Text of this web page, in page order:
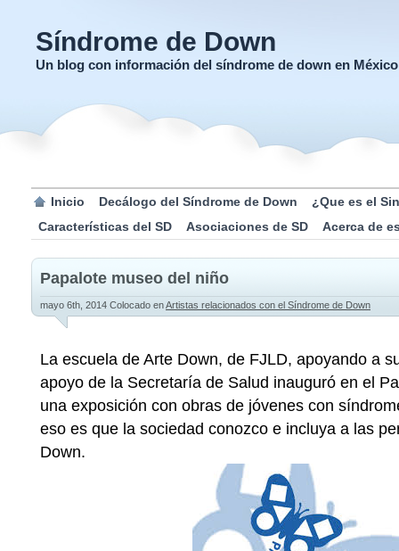
Síndrome de Down
Un blog con información del síndrome de down en México
Inicio Decálogo del Síndrome de Down
¿Que es el
Características del SD
Asociaciones de SD Acerca de
Papalote museo del niño
mayo 6th, 2014 Colocado enArtistas relacionados con el Síndrome de Down
La escuela de Arte Down, de FJLD, apoyando a
apoyo de la Secretaría de Salud inauguró en el
una exposición con obras de jóvenes con
eso es que la sociedad conozco e incluya a las
Down.